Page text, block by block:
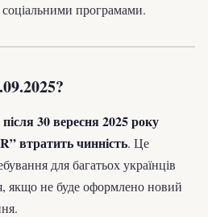
програмами.
після 30 вересня 2025 року
втратить чинність. Це
для багатьох українців
якщо не буде оформлено новий